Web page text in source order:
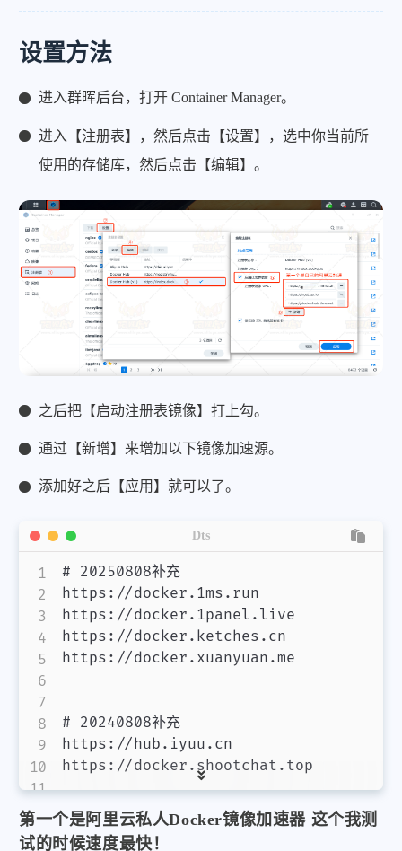
设置方法
进入群晖后台，打开 Container Manager。
进入【注册表】，然后点击【设置】，选中你当前所
使用的存储库，然后点击【编辑】。
之后把【启动注册表镜像】打上勾。
通过【新增】来增加以下镜像加速源。
添加好之后【应用】就可以了。
# 20250808补充
https://docker.1ms.run
https://docker.1panel.live
https://docker.ketches.cn
https://docker.xuanyuan.me
# 20240808补充
https://hub.iyuu.cn
https://docker.shootchat.top
# 20240710补充（威联通QNAP京东官方店铺公告
# docker AgsvPT官方镜像源
Dts
第一个是阿里云私人Docker镜像加速器 这个我测
试的时候速度最快！